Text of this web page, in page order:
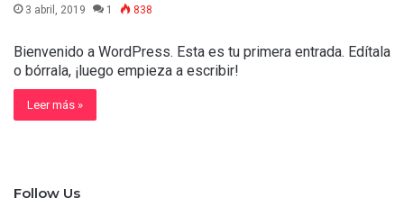
3 abril, 2019 1 838
Bienvenido a WordPress. Esta es tu primera entrada. Edítala
o bórrala, ¡luego empieza a escribir!
Leer más »
Follow Us